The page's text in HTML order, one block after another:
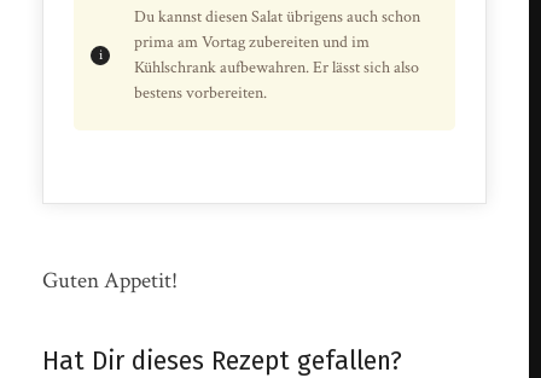
Du kannst diesen Salat übrigens auch schon
prima am Vortag zubereiten und im
Kühlschrank aufbewahren. Er lässt sich also
bestens vorbereiten.
Guten Appetit!
Hat Dir dieses Rezept gefallen?